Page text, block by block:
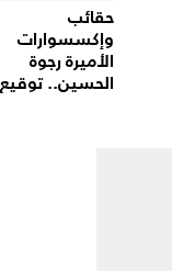
حقائب
وإكسسوارات
الأميرة رجوة
الحسين..